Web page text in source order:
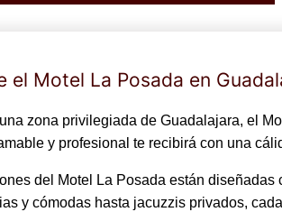
el Motel La Posada en
zona privilegiada de Guadalajara, el
y profesional te recibirá con una
del Motel La Posada están
y cómodas hasta jacuzzis privados,